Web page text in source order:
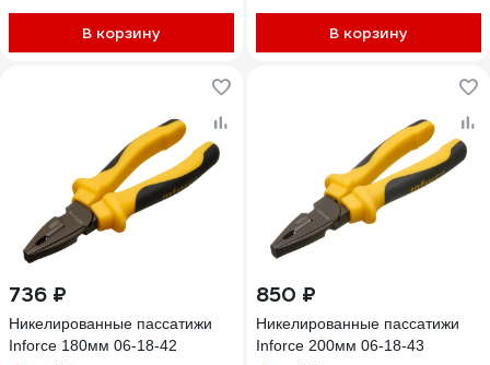
В корзину В корзину
736 ₽
Никелированные пассатижи
Inforce 180мм 06-18-42
850 ₽
Никелированные пассатижи
Inforce 200мм 06-18-43